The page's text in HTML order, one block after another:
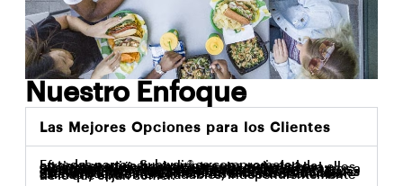
Nuestro Enfoque
Las Mejores Opciones para los Clientes
En todas partes, Subway® se compromete a ofrecerles a nuestros clientes una variedad de opciones recién hechas que sean mejores para ellos, mientras mantiene altos estándares de calidad y seguridad alimentaria. Gracias a que incorporamos a un nutricionista al personal, revisamos constantemente opciones de menú nuevas y existentes para cumplir siempre con las expectativas de nuestros clientes. Muchos de nuestros principales productos no tienen colores ni sabores artificiales. Está en nuestro ADN ofrecerles a nuestros clientes calidad y opciones saludables, independientemente de lo que elijan comer.